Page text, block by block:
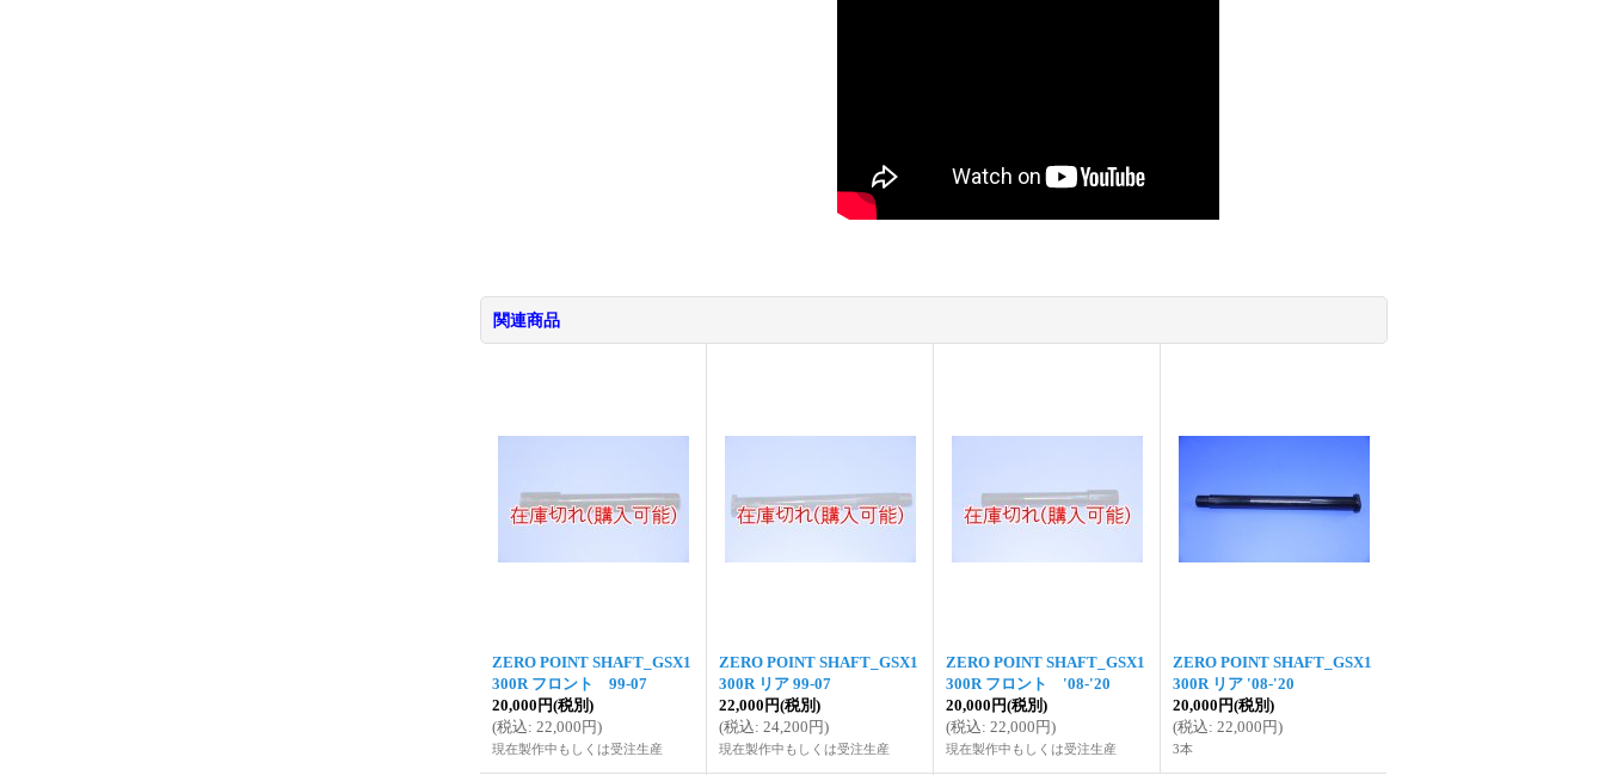
関連商品
ZERO POINT SHAFT_GSX1
300R フロント 99-07
20,000円(税別)
(税込: 22,000円)
現在製作中もしくは受注生産
ZERO POINT SHAFT_GSX1
300R リア 99-07
22,000円(税別)
(税込: 24,200円)
現在製作中もしくは受注生産
ZERO POINT SHAFT_GSX1
300R フロント '08-'20
20,000円(税別)
(税込: 22,000円)
現在製作中もしくは受注生産
ZERO POINT SHAFT_GSX1
300R リア '08-'20
20,000円(税別)
(税込: 22,000円)
3本